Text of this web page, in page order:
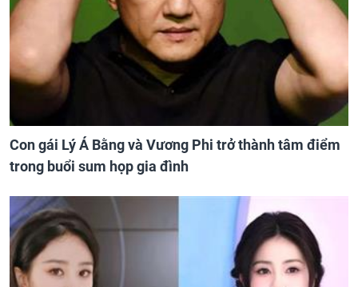
Con gái Lý Á Bằng và Vương Phi trở thành tâm điểm
trong buổi sum họp gia đình